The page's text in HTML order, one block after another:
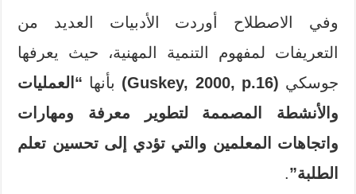
وفي الاصطلاح أوردت الأدبيات العديد من
التعريفات لمفهوم التنمية المهنية، حيث يعرفها
جوسكي (Guskey, 2000, p.16) بأنها “العمليات
والأنشطة المصممة لتطوير معرفة ومهارات
واتجاهات المعلمين والتي تؤدي إلى تحسين تعلم
الطلبة”.